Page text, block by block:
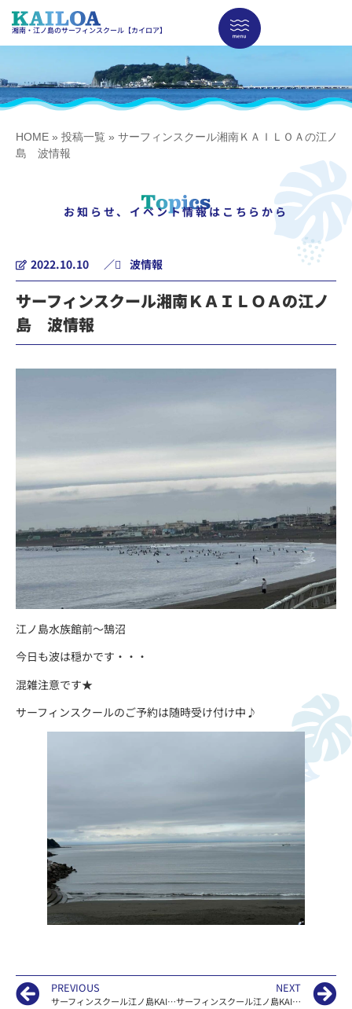
湘南・江ノ島のサーフィンスクール【カイロア】
HOME » 投稿一覧 » サーフィンスクール湘南ＫＡＩＬＯＡの江ノ
島 波情報
お知らせ、イベント情報はこちらから
2022.10.10 ／ 波情報
サーフィンスクール湘南ＫＡＩＬＯＡの江ノ
島 波情報
江ノ島水族館前～鵠沼
今日も波は穏かです・・・
混雑注意です★
サーフィンスクールのご予約は随時受け付け中♪
PREVIOUS
サーフィンスクール江ノ島KAILOAの湘南 波情報
NEXT
サーフィンスクール江ノ島KAILOAの湘南 波情報